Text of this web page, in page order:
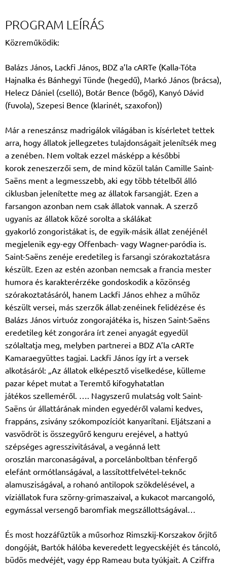
PROGRAM LEÍRÁS
Közreműködik:
Balázs János, Lackfi János, BDZ a’la cARTe (Kalla-Tóta
Hajnalka és Bánhegyi Tünde (hegedű), Markó János (brácsa),
Helecz Dániel (cselló), Botár Bence (bőgő), Kanyó Dávid
(fuvola), Szepesi Bence (klarinét, szaxofon))
Már a reneszánsz madrigálok világában is kísérletet tettek
arra, hogy állatok jellegzetes tulajdonságait jelenítsék meg
a zenében. Nem voltak ezzel másképp a későbbi
korok zeneszerzői sem, de mind közül talán Camille Saint-
Saëns ment a legmesszebb, aki egy több tételből álló
ciklusban jelenítette meg az állatok farsangját. Ezen a
farsangon azonban nem csak állatok vannak. A szerző
ugyanis az állatok közé sorolta a skálákat
gyakorló zongoristákat is, de egyik-másik állat zenéjénél
megjelenik egy-egy Offenbach- vagy Wagner-paródia is.
Saint-Saëns zenéje eredetileg is farsangi szórakoztatásra
készült. Ezen az estén azonban nemcsak a francia mester
humora és karakterérzéke gondoskodik a közönség
szórakoztatásáról, hanem Lackfi János ehhez a műhöz
készült versei, más szerzők állat-zenéinek felidézése és
Balázs János virtuóz zongorajátéka is, hiszen Saint-Saëns
eredetileg két zongorára írt zenei anyagát egyedül
szólaltatja meg, melyben partnerei a BDZ A’la cARTe
Kamaraegyüttes tagjai. Lackfi János így írt a versek
alkotásáról: „Az állatok elképesztő viselkedése, külleme
pazar képet mutat a Teremtő kifogyhatatlan
játékos szelleméről. …. Nagyszerű mulatság volt Saint-
Saëns úr állattárának minden egyedéről valami kedves,
frappáns, zsivány szókompozíciót kanyarítani. Eljátszani a
vasvödröt is összegyűrő kenguru erejével, a hattyú
szépséges agresszivitásával, a vegánná lett
oroszlán marconaságával, a porcelánboltban ténfergő
elefánt ormótlanságával, a lassítottfelvétel-teknőc
alamusziságával, a rohanó antilopok szökdelésével, a
víziállatok fura szörny-grimaszaival, a kukacot marcangoló,
egymással versengő baromfiak megszállottságával…
És most hozzáfűztük a műsorhoz Rimszkij-Korszakov őrjítő
dongóját, Bartók hálóba keveredett legyecskéjét és táncoló,
büdös medvéjét, vagy épp Rameau buta tyúkjait. A Cziffra